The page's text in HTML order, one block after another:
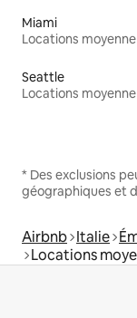
Miami
Seattle
* Des exclusions
géographiques et
Airbnb Italie
Locations